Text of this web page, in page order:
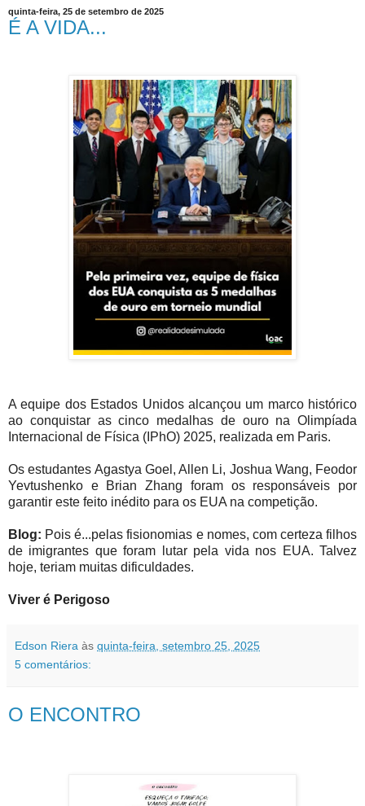
quinta-feira, 25 de setembro de 2025
É A VIDA...
A equipe dos Estados Unidos alcançou um marco histórico
ao conquistar as cinco medalhas de ouro na Olimpíada
Internacional de Física (IPhO) 2025, realizada em Paris.
Os estudantes Agastya Goel, Allen Li, Joshua Wang, Feodor
Yevtushenko e Brian Zhang foram os responsáveis por
garantir este feito inédito para os EUA na competição.
Blog: Pois é...pelas fisionomias e nomes, com certeza filhos
de imigrantes que foram lutar pela vida nos EUA. Talvez
hoje, teriam muitas dificuldades.
Viver é Perigoso
Edson Riera às quinta-feira, setembro 25, 2025
5 comentários:
O ENCONTRO